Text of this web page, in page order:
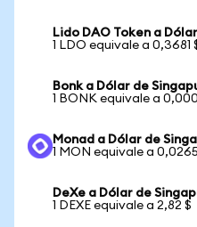
Lido DAO Token a
1 LDO equivale a 0,3681
Bonk a Dólar de
1 BONK equivale a
Monad a Dólar de
1 MON equivale a
DeXe a Dólar de
1 DEXE equivale a 2,82 $